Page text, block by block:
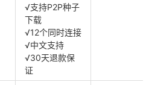
√支持P2P种子
下载
√12个同时连接
√中文支持
√30天退款保
证